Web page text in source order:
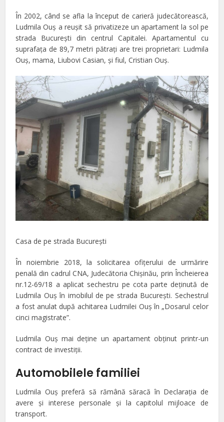
În 2002, când se afla la început de carieră judecătorească,
Ludmila Ouş a reuşit să privatizeze un apartament la sol pe
strada Bucureşti din centrul Capitalei. Apartamentul cu
suprafaţa de 89,7 metri pătraţi are trei proprietari: Ludmila
Ouş, mama, Liubovi Casian, şi fiul, Cristian Ouş.
Casa de pe strada Bucureşti
În noiembrie 2018, la solicitarea ofiţerului de urmărire
penală din cadrul CNA, Judecătoria Chişinău, prin Încheierea
nr.12-69/18 a aplicat sechestru pe cota parte deţinută de
Ludmila Ouş în imobilul de pe strada Bucureşti. Sechestrul
a fost anulat după achitarea Ludmilei Ouş în „Dosarul celor
cinci magistrate”.
Ludmila Ouş mai deţine un apartament obţinut printr-un
contract de investiţii.
Automobilele familiei
Ludmila Ouş preferă să rămână săracă în Declaraţia de
avere şi interese personale şi la capitolul mijloace de
transport.